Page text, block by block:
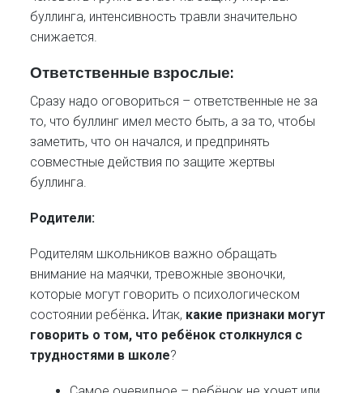
буллинга, интенсивность травли значительно
снижается.
Ответственные взрослые:
Сразу надо оговориться – ответственные не за
то, что буллинг имел место быть, а за то, чтобы
заметить, что он начался, и предпринять
совместные действия по защите жертвы
буллинга.
Родители:
Родителям школьников важно обращать
внимание на маячки, тревожные звоночки,
которые могут говорить о психологическом
состоянии ребёнка. Итак, какие признаки могут
говорить о том, что ребёнок столкнулся с
трудностями в школе?